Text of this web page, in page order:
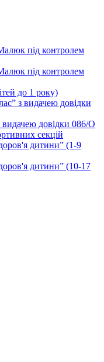
під контролем
під контролем
до 1 року)
з видачею довідки
довідки 086/О
секцій
дитини” (1-9
дитини” (10-17